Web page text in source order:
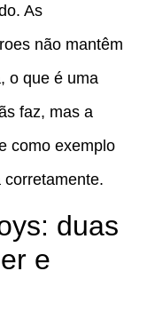
As
não mantêm
o que é uma
faz, mas a
como exemplo
duas
e